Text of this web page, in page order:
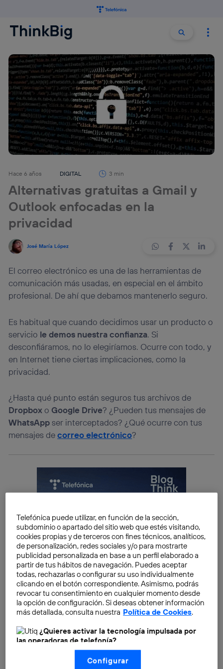
Buscar
Hace 6 años DIGITAL 3 min
Alternativas gratuitas a Gmail y
Outlook enfocadas en la
privacidad
José María López
El correo electrónico es una de las herramientas de
comunicación más usadas, en especial en el ámbito
profesional. De ahí que debamos mantenerlo seguro.
Es habitual que cuando decidimos usar un producto o
servicio le demos nuestra confianza. Si
desconfiáramos, no lo elegiríamos. Ocurre con todo, y
en Internet tiene ciertas implicaciones, como la
privacidad.
¿Hasta qué punto están seguros tus archivos de
Dropboxo Google Drive? ¿Pueden tus mensajes de
WhatsAppser interceptados? ¿Qué ocurre con tus
mensajes decorreo electrónico?
han mejorado la seguridad
Telefónica puede utilizar, en función de la sección,
subdominio o apartado del sitio web que estés visitando,
cookies propias y de terceros con fines técnicos, analíticos,
de personalización, redes sociales y/o para mostrarte
publicidad personalizada en base a un perfil elaborado a
partir de tus hábitos de navegación. Puedes aceptar
todas, rechazarlas o configurar su uso individualmente
clicando en el botón correspondiente. Asimismo, podrás
revocar tu consentimiento en cualquier momento desde
la opción de configuración. Si deseas obtener información
más detallada, consulta nuestra Política de Cookies.
¿Quieres activar la tecnología impulsada por
las operadoras de telefonía?
Nosotros, Telefónica S.A., utilizamos la tecnología Utiq para
realizar nuestras acciones de marketing digital o análisis
Configurar